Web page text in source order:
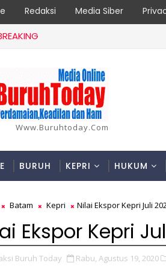
Redaksi Media Siber
Www.buruhtoday.com
BURUH KEPRI HUKUM
Batam Kepri Nilai Ekspor Kepri Juli
Ekspor Kepri
Buruh Today Rabu, Agustus 19, 2020